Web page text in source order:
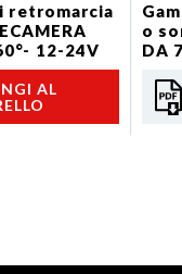
retromarcia
12-24V
AL
o
DA